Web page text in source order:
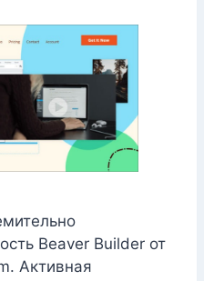
Beaver Builder от
Активная